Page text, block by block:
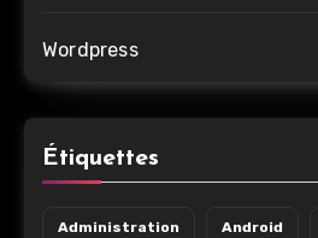
Wordpress
Étiquettes
Administration Android